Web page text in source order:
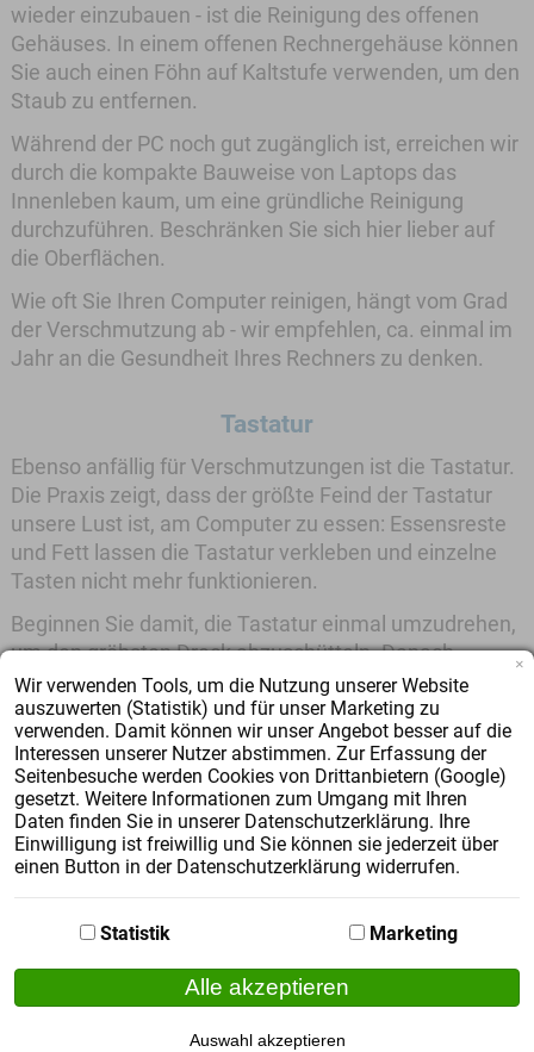
wieder einzubauen - ist die Reinigung des offenen
Gehäuses. In einem offenen Rechnergehäuse können
Sie auch einen Föhn auf Kaltstufe verwenden, um den
Staub zu entfernen.
Während der PC noch gut zugänglich ist, erreichen wir
durch die kompakte Bauweise von Laptops das
Innenleben kaum, um eine gründliche Reinigung
durchzuführen. Beschränken Sie sich hier lieber auf
die Oberflächen.
Wie oft Sie Ihren Computer reinigen, hängt vom Grad
der Verschmutzung ab - wir empfehlen, ca. einmal im
Jahr an die Gesundheit Ihres Rechners zu denken.
Tastatur
Ebenso anfällig für Verschmutzungen ist die Tastatur.
Die Praxis zeigt, dass der größte Feind der Tastatur
unsere Lust ist, am Computer zu essen: Essensreste
und Fett lassen die Tastatur verkleben und einzelne
Tasten nicht mehr funktionieren.
Beginnen Sie damit, die Tastatur einmal umzudrehen,
um den gröbsten Dreck abzuschütteln. Danach
können Sie ebenfalls mit einemFöhn auf Kaltstufe
den Staub entfernen, bevor Sie mit einem leicht
angefeuchteten Tuch die Flächen reinigen.
Verwenden Sie für die Zwischenräume - wie Sie es
von Ihren Zähnen kennen - Interdentalbürsten.
Zum gründlichen Reinigen der Tastatur können Sie
zusätzlich die einzelnen Tasten lösen. Damit kommen
Sie an alle Seiten gut heran und können auch unter
den Tasten die Flächen reinigen. Dafür empfiehlt sich
beim Lösen der Tasten bitte besonders vorsichtig, da
die Halterung leicht brechen kann. Da dies eher
aufwändig ist, führen Sie diese Schritte nur aus, wenn
Wir verwenden Tools, um die Nutzung unserer Website
auszuwerten (Statistik) und für unser Marketing zu
verwenden. Damit können wir unser Angebot besser auf die
Interessen unserer Nutzer abstimmen. Zur Erfassung der
Seitenbesuche werden Cookies von Drittanbietern (Google)
gesetzt. Weitere Informationen zum Umgang mit Ihren
Daten finden Sie in unserer Datenschutzerklärung. Ihre
Einwilligung ist freiwillig und Sie können sie jederzeit über
einen Button in der Datenschutzerklärung widerrufen.
Statistik Marketing
Auswahl akzeptieren
Alle akzeptieren
×